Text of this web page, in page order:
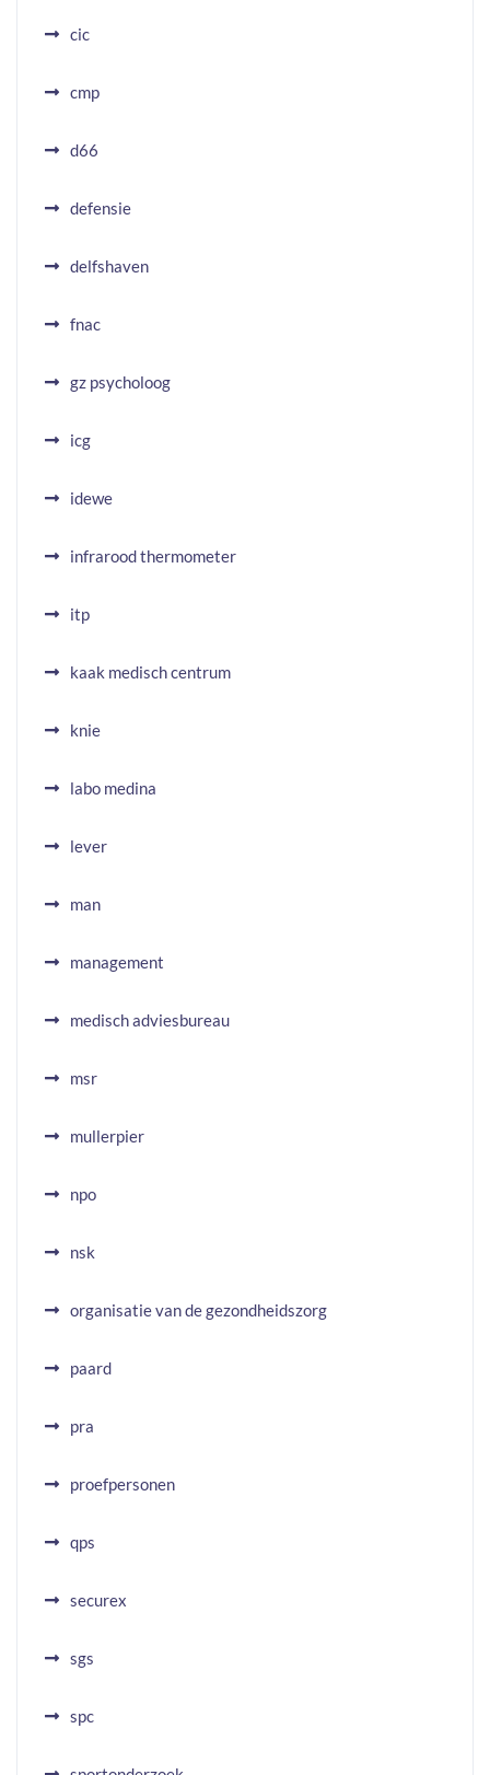
cic
cmp
d66
defensie
delfshaven
fnac
gz psycholoog
icg
idewe
infrarood thermometer
itp
kaak medisch centrum
knie
labo medina
lever
man
management
medisch adviesbureau
msr
mullerpier
npo
nsk
organisatie van de gezondheidszorg
paard
pra
proefpersonen
qps
securex
sgs
spc